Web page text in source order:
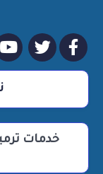
خدمات